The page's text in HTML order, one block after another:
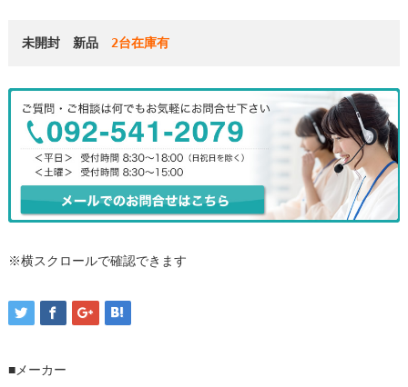
未開封　新品 2台在庫有
※横スクロールで確認できます
■メーカー